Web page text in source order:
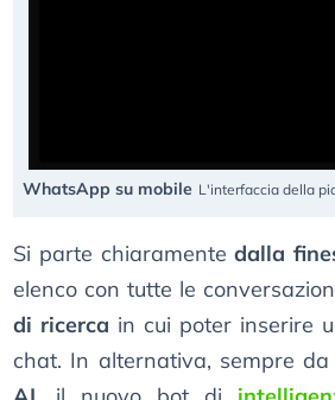
WhatsApp su mobile L'interfaccia della
Si parte chiaramentedalla
elenco con tutte le
di ricerca in cui poter inserire
chat. In alternativa, sempre